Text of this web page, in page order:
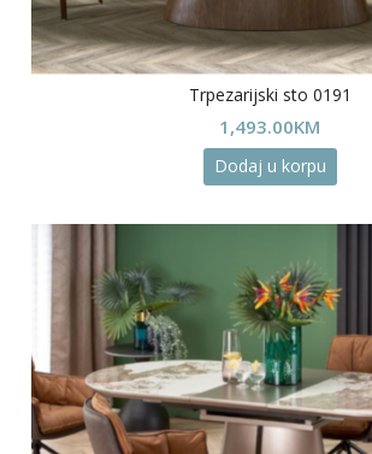
Trpezarijski sto 0191
1,493.00KM
Dodaj u korpu